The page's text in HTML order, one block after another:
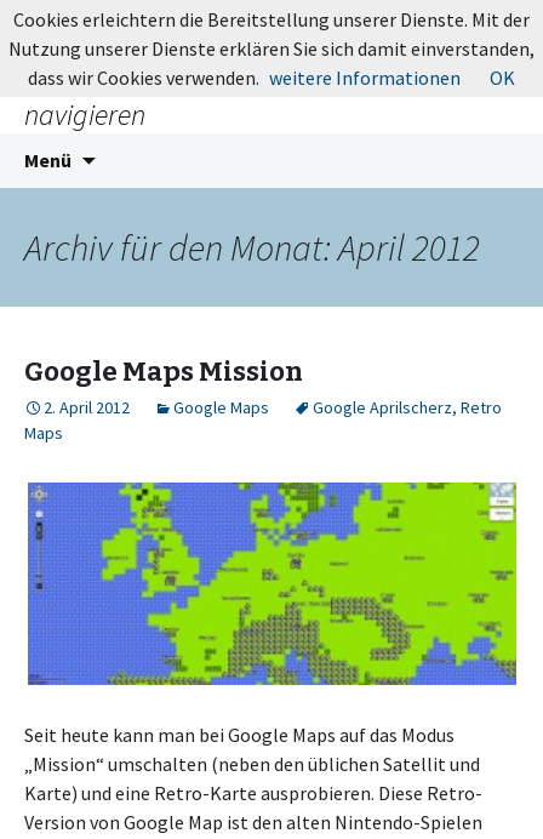
MapsBlog.de
Online-Karten: suchen, entdecken,
navigieren
Menü
Archiv für den Monat: April 2012
Google Maps Mission
2. April 2012 Google Maps Google Aprilscherz, Retro
Maps
Seit heute kann man bei Google Maps auf das Modus
„Mission“ umschalten (neben den üblichen Satellit und
Karte) und eine Retro-Karte ausprobieren. Diese Retro-
Version von Google Map ist den alten Nintendo-Spielen
Cookies erleichtern die Bereitstellung unserer Dienste. Mit der
Nutzung unserer Dienste erklären Sie sich damit einverstanden,
dass wir Cookies verwenden. weitere Informationen OK